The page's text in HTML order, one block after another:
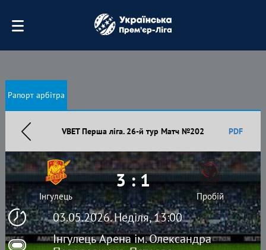
Рапорт арбітра
VBET Перша ліга. 26-й тур Матч №202 PDF
03.05.2026. Неділя, 13:00
Інгулець Арена ім. Олександра
Інгулець
3 : 1
Пробій